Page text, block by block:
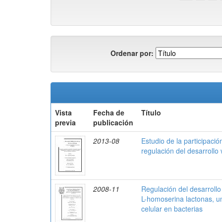
Ordenar por:
Vista
previa
Fecha de
publicación
Título
2013-08
Estudio de la
regulación del
2008-11
Regulación del
L-homoserina lactonas,
celular en bacterias